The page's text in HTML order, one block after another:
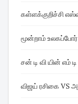
கள்ளக்குறிச்சி
மூன்றாம்
சன் டி வி யின் எம்
விஜய் ரசிகை VS